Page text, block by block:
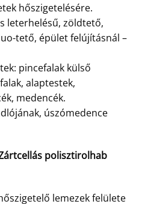
hőszigetelésére.
leterhelésű, zöldtető,
tető, épület felújításnál –
pincefalak külső
alaptestek,
medencék.
úszómedence
polisztirolhab
lemezek felülete